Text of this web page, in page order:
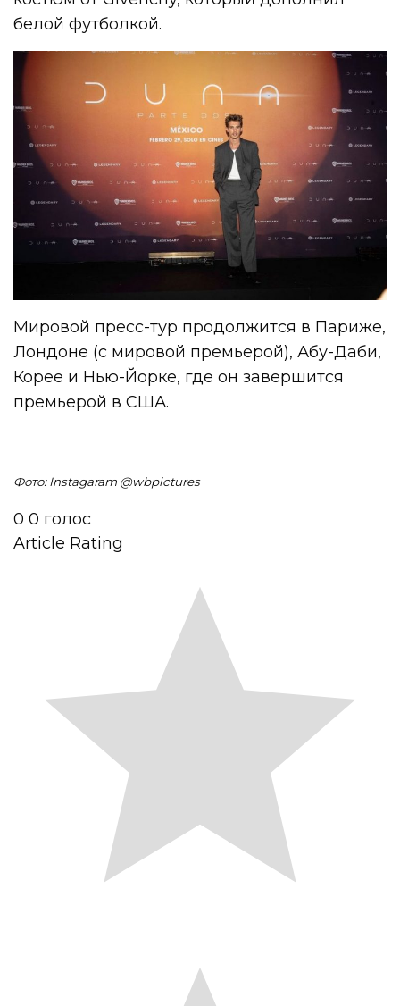
белой футболкой.
Мировой пресс-тур продолжится в Париже,
Лондоне (с мировой премьерой), Абу-Даби,
Корее и Нью-Йорке, где он завершится
премьерой в США.
Фото: Instagaram @wbpictures
0 0 голос
Article Rating